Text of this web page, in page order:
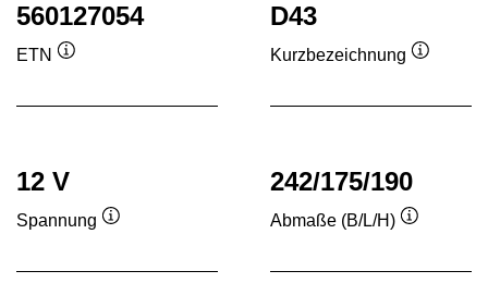
560127054
ETN
D43
Kurzbezeichnung
12 V
Spannung
242/175/190
Abmaße (B/L/H)